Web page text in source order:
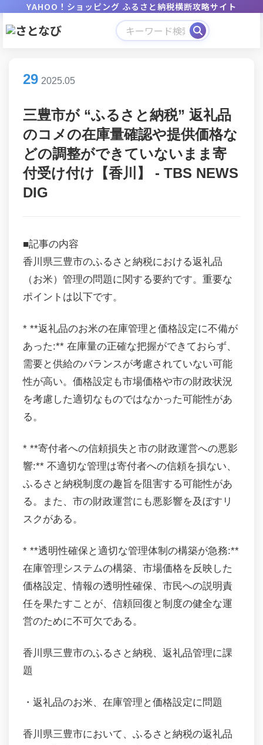
YAHOO！ショッピング ふるさと納税横断攻略サイト
29 2025.05
三豊市が “ふるさと納税” 返礼品
のコメの在庫量確認や提供価格な
どの調整ができていないまま寄
付受け付け【香川】 - TBS NEWS
DIG
■記事の内容
香川県三豊市のふるさと納税における返礼品
（お米）管理の問題に関する要約です。重要な
ポイントは以下です。
* **返礼品のお米の在庫管理と価格設定に不備が
あった:** 在庫量の正確な把握ができておらず、
需要と供給のバランスが考慮されていない可能
性が高い。価格設定も市場価格や市の財政状況
を考慮した適切なものではなかった可能性があ
る。
* **寄付者への信頼損失と市の財政運営への悪影
響:** 不適切な管理は寄付者への信頼を損ない、
ふるさと納税制度の趣旨を阻害する可能性があ
る。また、市の財政運営にも悪影響を及ぼすリ
スクがある。
* **透明性確保と適切な管理体制の構築が急務:**
在庫管理システムの構築、市場価格を反映した
価格設定、情報の透明性確保、市民への説明責
任を果たすことが、信頼回復と制度の健全な運
営のために不可欠である。
香川県三豊市のふるさと納税、返礼品管理に課
題
・返礼品のお米、在庫管理と価格設定に問題
香川県三豊市において、ふるさと納税の返礼品